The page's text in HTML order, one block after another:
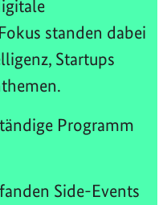
standen dabei
Startups
Programm
Side-Events